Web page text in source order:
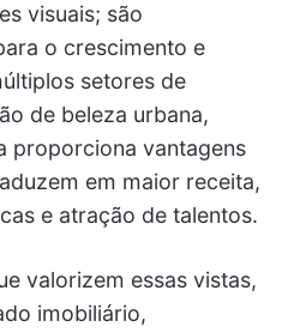
visuais; são
o crescimento e
setores de
de beleza urbana,
proporciona vantagens
em maior receita,
e atração de talentos.
valorizem essas vistas,
imobiliário,